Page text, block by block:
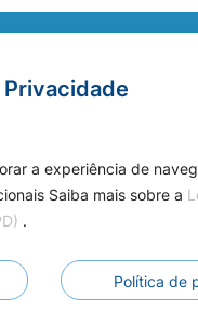
a
Funcionamento:
Privacidade
a experiência de
Saiba mais sobre a
.
Política de